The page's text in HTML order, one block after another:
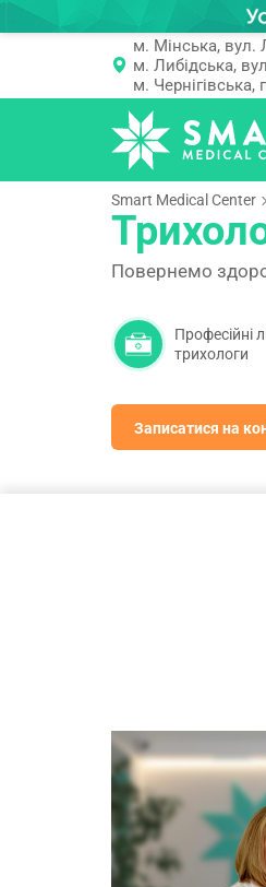
м. Мінська, вул.
м. Либідська,
м.
Smart Medical Center
Повернемо
Професійні
трихологи
Записатися на